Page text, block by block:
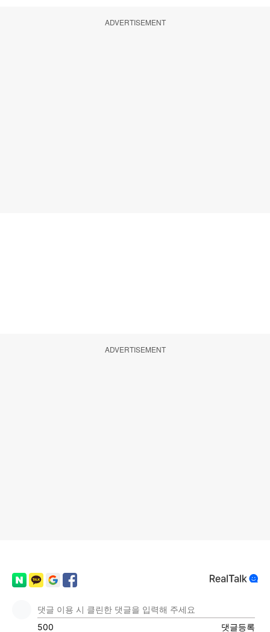
ADVERTISEMENT
ADVERTISEMENT